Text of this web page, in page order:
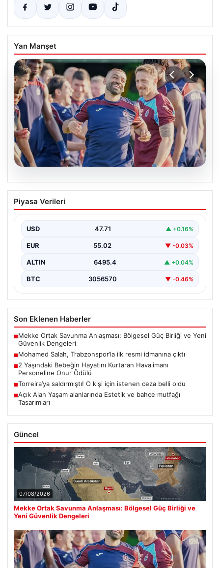
Yan Manşet
06.08.2026
Mohamed Salah, Trabzonspor’la ilk
resmi idmanına çıktı
Trabzonspor, kadrosuna kattığı Mohamed Salah ile ilk
antrenmanını gerçekleştirmenin…
Piyasa Verileri
USD 47.71 ▲ +0.16%
EUR 55.02 ▼ -0.03%
ALTIN 6495.4 ▲ +0.04%
BTC 3056570 ▼ -0.46%
Son Eklenen Haberler
■Mekke Ortak Savunma Anlaşması: Bölgesel Güç Birliği ve Yeni
Güvenlik Dengeleri
■Mohamed Salah, Trabzonspor’la ilk resmi idmanına çıktı
■2 Yaşındaki Bebeğin Hayatını Kurtaran Havalimanı
Personeline Onur Ödülü
■Torreira’ya saldırmıştı! O kişi için istenen ceza belli oldu
■Açık Alan Yaşam alanlarında Estetik ve bahçe mutfağı
Tasarımları
Güncel
07/08/2026
Mekke Ortak Savunma Anlaşması: Bölgesel Güç Birliği ve
Yeni Güvenlik Dengeleri